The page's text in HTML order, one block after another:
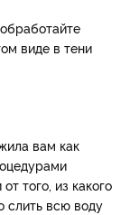
виде в тени
вам как
того, из какого
слить всю воду